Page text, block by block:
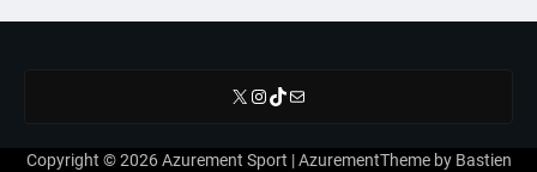
X Instagram
TikTok
E-mail
Copyright © 2026Azurement Sport | AzurementTheme by Bastien